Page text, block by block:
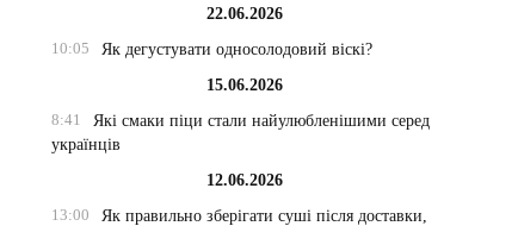
22.06.2026
10:05
Як дегустувати односолодовий віскі?
15.06.2026
8:41
Які смаки піци стали найулюбленішими серед
українців
12.06.2026
13:00
Як правильно зберігати суші після доставки,